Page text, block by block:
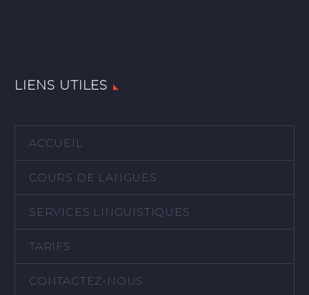
LIENS UTILES
ACCUEIL
COURS DE LANGUES
SERVICES LINGUISTIQUES
TARIFS
CONTACTEZ-NOUS